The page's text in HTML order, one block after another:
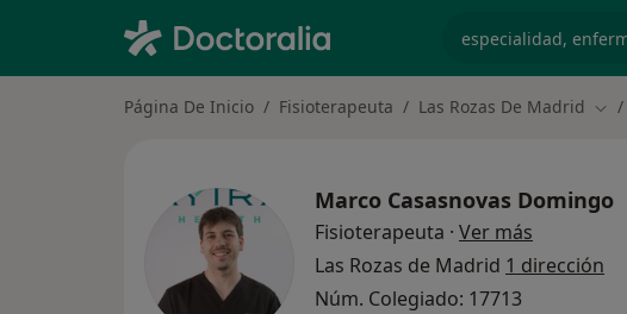
Página De Inicio Fisioterapeuta Las Rozas De Madrid
Marco Casasnovas Domingo
Fisioterapeuta · Ver más
Las Rozas de Madrid 1 dirección
Núm. Colegiado: 17713